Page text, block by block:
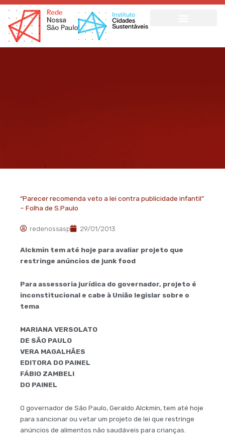
Ir
para
conteúdo
“Parecer recomenda veto a lei contra publicidade infantil”
– Folha de S.Paulo
redenossasp 29/01/2013
Alckmin tem até hoje para avaliar projeto que
restringe anúncios de junk food
Para assessoria jurídica do governador, projeto é
inconstitucional e cabe à União legislar sobre o
tema
MARIANA VERSOLATO
DE SÃO PAULO
VERA MAGALHÃES
EDITORA DO PAINEL
FÁBIO ZAMBELI
DO PAINEL
O governador de São Paulo, Geraldo Alckmin, tem até hoje
para sancionar ou vetar um projeto de lei que restringe
anúncios de alimentos não saudáveis para crianças.